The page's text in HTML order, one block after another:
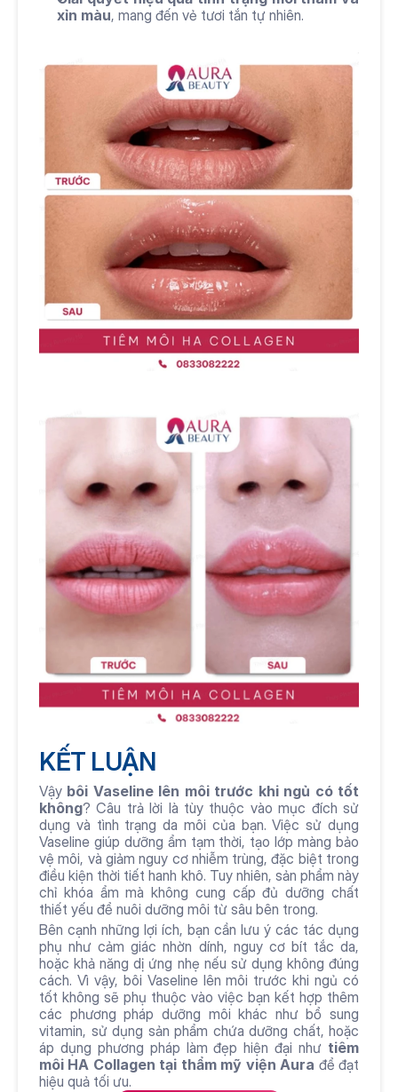
xỉn màu, mang đến vẻ tươi tắn tự nhiên.
KẾT LUẬN
Vậy bôi Vaseline lên môi trước khi ngủ có tốt
không? Câu trả lời là tùy thuộc vào mục đích sử
dụng và tình trạng da môi của bạn. Việc sử dụng
Vaseline giúp dưỡng ẩm tạm thời, tạo lớp màng bảo
vệ môi, và giảm nguy cơ nhiễm trùng, đặc biệt trong
điều kiện thời tiết hanh khô. Tuy nhiên, sản phẩm này
chỉ khóa ẩm mà không cung cấp đủ dưỡng chất
thiết yếu để nuôi dưỡng môi từ sâu bên trong.
Bên cạnh những lợi ích, bạn cần lưu ý các tác dụng
phụ như cảm giác nhờn dính, nguy cơ bít tắc da,
hoặc khả năng dị ứng nhẹ nếu sử dụng không đúng
cách. Vì vậy, bôi Vaseline lên môi trước khi ngủ có
tốt không sẽ phụ thuộc vào việc bạn kết hợp thêm
các phương pháp dưỡng môi khác như bổ sung
vitamin, sử dụng sản phẩm chứa dưỡng chất, hoặc
áp dụng phương pháp làm đẹp hiện đại như tiêm
môi HA Collagen tại thẩm mỹ viện Aura để đạt
hiệu quả tối ưu.